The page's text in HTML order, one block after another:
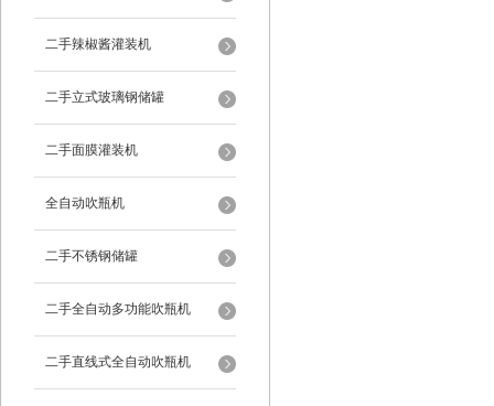
体机
二手辣椒酱灌装机
二手立式玻璃钢储罐
二手面膜灌装机
全自动吹瓶机
二手不锈钢储罐
二手全自动多功能吹瓶机
二手直线式全自动吹瓶机